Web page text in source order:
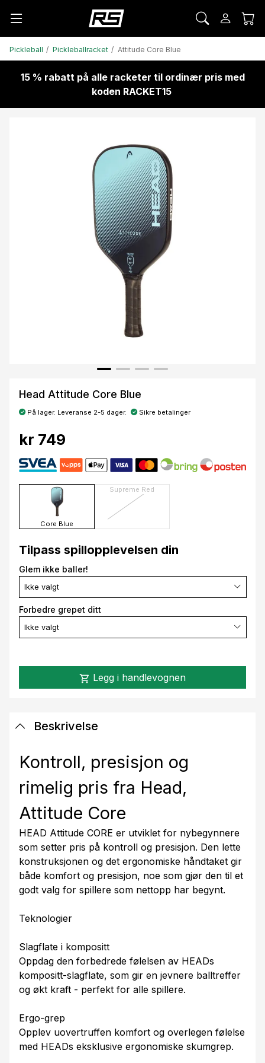
Pickleball Pickleballracket Attitude Core Blue
15 % rabatt på alle racketer til ordinær pris med
koden RACKET15
Head Attitude Core Blue
På lager. Leveranse 2-5 dager. Sikre betalinger
kr 749
Core Blue
Supreme Red
Tilpass spillopplevelsen din
Glem ikke baller!
Ikke valgt
Forbedre grepet ditt
Ikke valgt
shopping_cart Legg i handlevognen
Beskrivelse
Kontroll, presisjon og
rimelig pris fra Head,
Attitude Core
HEAD Attitude CORE er utviklet for nybegynnere
som setter pris på kontroll og presisjon. Den lette
konstruksjonen og det ergonomiske håndtaket gir
både komfort og presisjon, noe som gjør den til et
godt valg for spillere som nettopp har begynt.
Teknologier
Slagflate i kompositt
Oppdag den forbedrede følelsen av HEADs
kompositt-slagflate, som gir en jevnere balltreffer
og økt kraft - perfekt for alle spillere.
Ergo-grep
Opplev uovertruffen komfort og overlegen følelse
med HEADs eksklusive ergonomiske skumgrep.